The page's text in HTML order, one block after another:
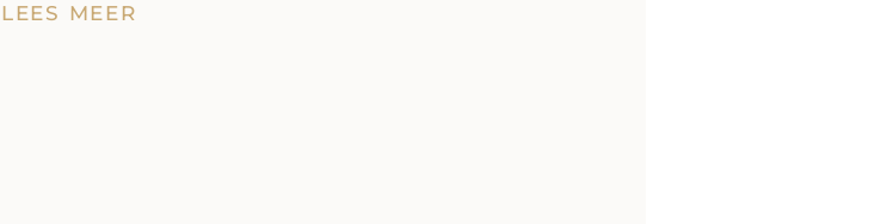
LEES MEER